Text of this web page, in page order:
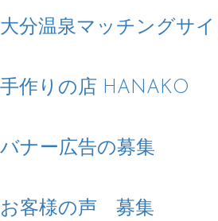
大分温泉マッチングサイ
手作りの店 HANAKO
バナー広告の募集
お客様の声 募集